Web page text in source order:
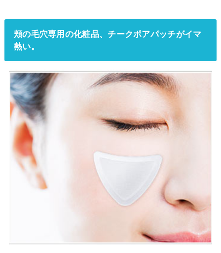
頬の毛穴専用の化粧品、チークポアパッチがイマ
熱い。